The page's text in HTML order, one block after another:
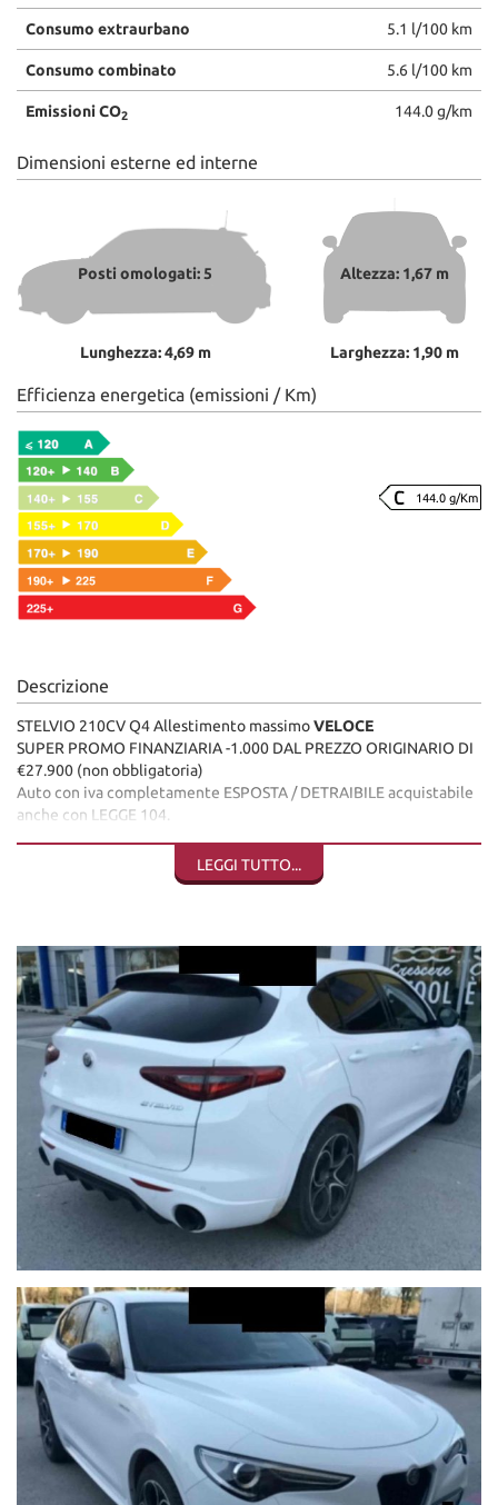
Consumo extraurbano 5.1 l/100 km
Consumo combinato 5.6 l/100 km
Emissioni CO2 144.0 g/km
Dimensioni esterne ed interne
Posti omologati: 5
Lunghezza: 4,69 m
Altezza: 1,67 m
Larghezza: 1,90 m
Efficienza energetica (emissioni / Km)
144.0 g/Km
Descrizione
STELVIO 210CV Q4 Allestimento massimoVELOCE
SUPER PROMO FINANZIARIA -1.000 DAL PREZZO ORIGINARIO DI
€27.900 (non obbligatoria)
Auto con iva completamente ESPOSTA / DETRAIBILE acquistabile
anche con LEGGE 104.
fari LED posteriori, colore metalizzato, sedili sportivi in pelle,
volante tagliato sportivo, cruise control adattivo, retrocamera,
riscaldato, finestrini posteriori oscurati, keyless go, apple car play,
android auto, navigatore, alzacristalli elettrici ecc.. Distribuzione
sostituita nel Marzo 2025.
PER VISIONARE LA DISPONIBILITà COMPLETA DELLE NOSTRE
AUTO CLICCATE SOTTO ENTRANDO NELLA NOSTRA PAGINA
www.dinimotors.com
Tutti i veicoli sono in pronta consegna visionabili presso la nostra
sede principale di Sant'angelo in vado (PU)
Dini Motors è sinonimo di garanzia: siamo al vostro servizio dal
I nostri usati sono rigorosamente controllati e igienizzati prima
della consegna, sono coperti da garanzia di conformità europea
per 12 mesi, usufruibile su tutto il territorio Italiano, estendibile
fino 60 mesi (5 ANNI) con garanzie convenzionali ulteriori.
Ritiriamo o acquistiamo il tuo usato, per richiesta valutazione
descrivere la permuta con marca/modello/km/anno/condizioni
esterne/interne/meccaniche ed allegare delle foto evidenziando
eventuali difetti/lavori da eseguire.
LEGGI TUTTO...